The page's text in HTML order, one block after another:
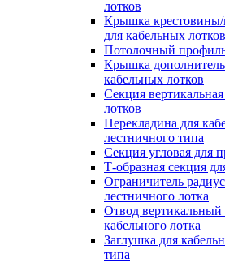
лотков
Крышка крестовины/
для кабельных лотков
Потолочный
Крышка
кабельных лотков
Секция
лотков
Перекладина для
лестничного типа
Секция угловая для
Т-образная секция
Ограничитель
лестничного лотка
Отвод
кабельного лотка
Заглушка для
типа